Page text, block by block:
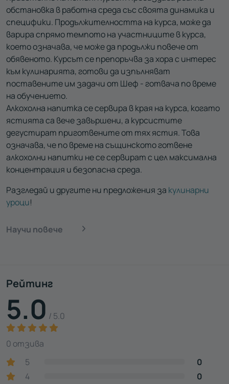
обстановка в работна среда със своята динамика и
специфики. Продължителността на курса, може да
варира спрямо темпото на участниците в курса,
което означава, че може да продължи повече от
обявеното. Курсът се препоръчва за хора с интерес
към кулинарията, готови да изпълняват
поставените им задачи от Шеф - готвача по време
на обучението.
Алкохолна напитка се сервира в края на курса, когато
ястията са вече завършени, а курсистите
дегустират приготвените от тях ястия. Това
означава, че по време на същинското готвене
алкохолни напитки не се сервират с цел максимална
концентрация и безопасна среда.
Разгледай и другите ни предложения за кулинарни
уроци!
Научи повече
Рейтинг
5.0 / 5.0
0 отзива
5
0
4
0